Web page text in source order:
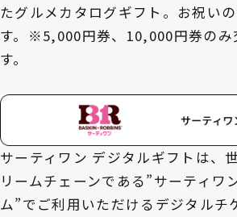
たグルメカタログギフト。お祝い
す。※5,000円券、10,000円券のみ
す。
サーティワン デジタルギフトは、
リームチェーンである”サーティワ
ム”でご利用いただけるデジタルチ